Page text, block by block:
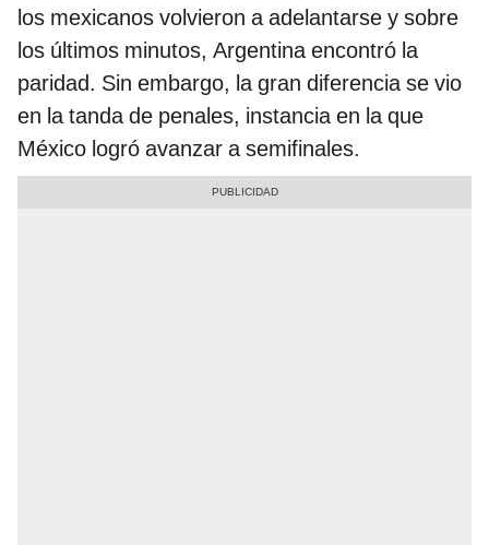
los mexicanos volvieron a adelantarse y sobre
los últimos minutos, Argentina encontró la
paridad. Sin embargo, la gran diferencia se vio
en la tanda de penales, instancia en la que
México logró avanzar a semifinales.